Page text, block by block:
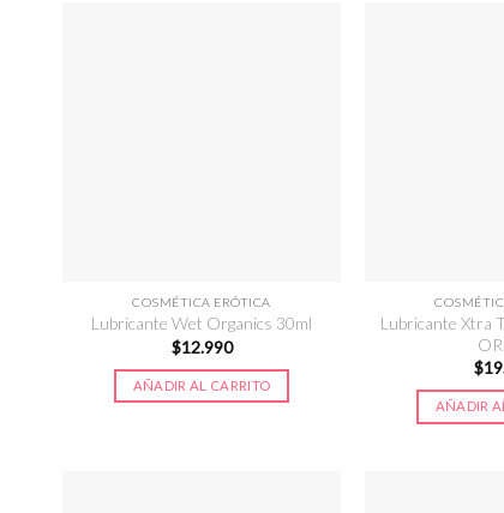
COSMÉTICA ERÓTICA
Lubricante Wet Organics 30ml
$12.990
AÑADIR AL CARRITO
Lubricante Xtra
$
AÑADIR